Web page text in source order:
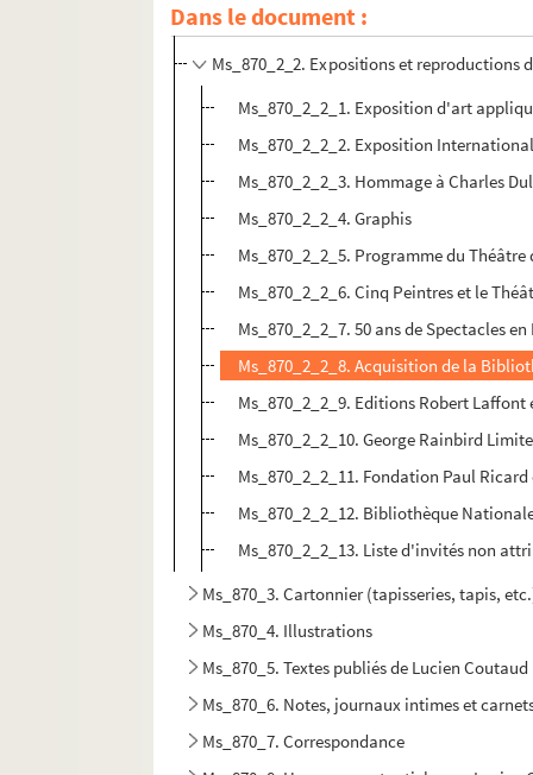
Dans le document :
Ms_870_2_1. Pièces de théâtre
Ms_870_2_2. Expositions et reproductions
Ms_870_2_2_1. Exposition d'art
Ms_870_2_2_2. Exposition
Ms_870_2_2_3. Hommage à Charles
Ms_870_2_2_4. Graphis
Ms_870_2_2_5. Programme du
Ms_870_2_2_6. Cinq Peintres et le
Ms_870_2_2_7. 50 ans de Spectacles
Ms_870_2_2_8. Acquisition de la
Ms_870_2_2_9. Editions Robert Laffont
Ms_870_2_2_10. George Rainbird
Ms_870_2_2_11. Fondation Paul Ricard
Ms_870_2_2_12. Bibliothèque
Ms_870_2_2_13. Liste d'invités non
Ms_870_3. Cartonnier (tapisseries, tapis,
Ms_870_4. Illustrations
Ms_870_5. Textes publiés de Lucien Coutaud
Ms_870_6. Notes, journaux intimes et
Ms_870_7. Correspondance